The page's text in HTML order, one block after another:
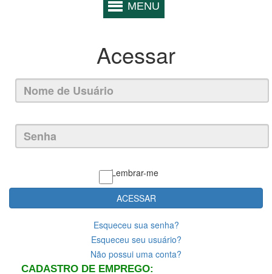
Acessar
Lembrar-me
ACESSAR
Esqueceu sua senha?
Esqueceu seu usuário?
Não possui uma conta?
CADASTRO DE EMPREGO: